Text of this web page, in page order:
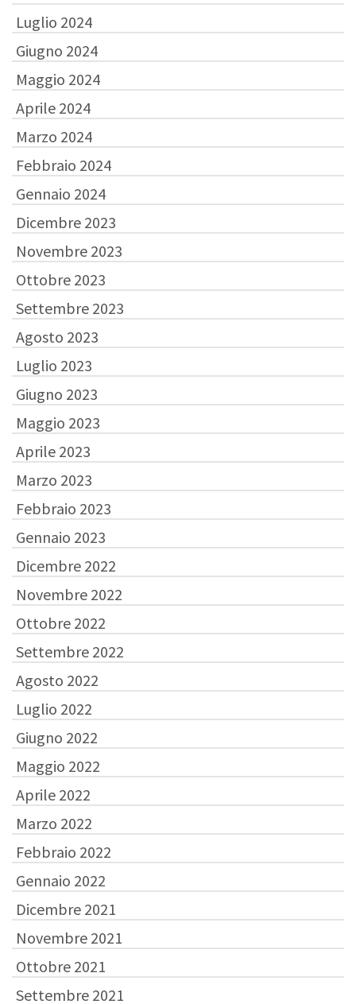
Luglio 2024
Giugno 2024
Maggio 2024
Aprile 2024
Marzo 2024
Febbraio 2024
Gennaio 2024
Dicembre 2023
Novembre 2023
Ottobre 2023
Settembre 2023
Agosto 2023
Luglio 2023
Giugno 2023
Maggio 2023
Aprile 2023
Marzo 2023
Febbraio 2023
Gennaio 2023
Dicembre 2022
Novembre 2022
Ottobre 2022
Settembre 2022
Agosto 2022
Luglio 2022
Giugno 2022
Maggio 2022
Aprile 2022
Marzo 2022
Febbraio 2022
Gennaio 2022
Dicembre 2021
Novembre 2021
Ottobre 2021
Settembre 2021